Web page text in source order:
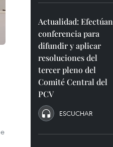
Actualidad: Efectúan
conferencia para
difundir y aplicar
resoluciones del
tercer pleno del
Comité Central del
PCV
ESCUCHAR